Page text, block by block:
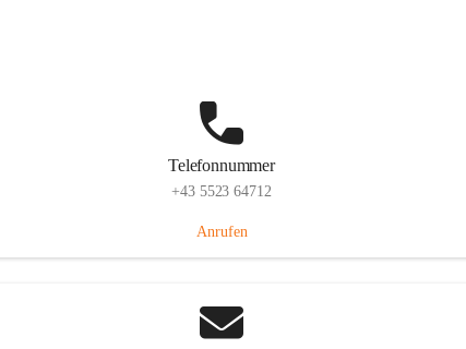
Telefonnummer
+43 5523 64712
Anrufen